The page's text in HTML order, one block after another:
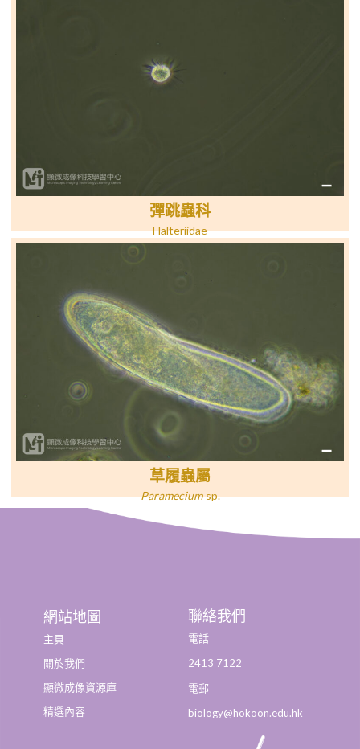
彈跳蟲科
Halteriidae
草履蟲屬
Paramecium sp.
網站地圖
主頁
關於我們
顯微成像資源庫
精選內容
聯絡我們
電話
2413 7122
電郵
biology@hokoon.edu.hk​